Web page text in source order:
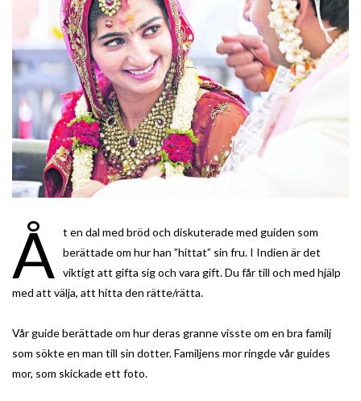
Å
t en dal med bröd och diskuterade med guiden som
berättade om hur han ”hittat” sin fru. I Indien är det
viktigt att gifta sig och vara gift. Du får till och med hjälp
med att välja, att hitta den rätte/rätta.
Vår guide berättade om hur deras granne visste om en bra familj
som sökte en man till sin dotter. Familjens mor ringde vår guides
mor, som skickade ett foto.